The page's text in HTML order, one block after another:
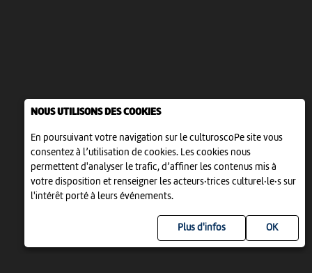
NOUS UTILISONS DES COOKIES
En poursuivant votre navigation sur le culturoscoPe site vous
consentez à l’utilisation de cookies. Les cookies nous
permettent d'analyser le trafic, d’affiner les contenus mis à
votre disposition et renseigner les acteurs·trices culturel·le·s sur
l'intérêt porté à leurs événements.
Plus d'infos